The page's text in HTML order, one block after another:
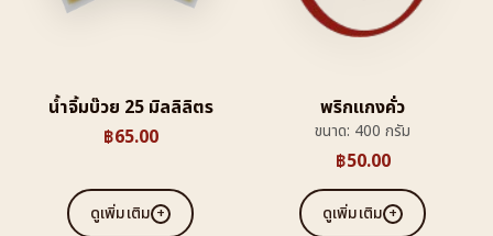
น้ำจิ้มบ๊วย 25 มิลลิลิตร
฿65.00
ดูเพิ่มเติม
พริกแกงคั่ว
ขนาด: 400 กรัม
฿50.00
ดูเพิ่มเติม